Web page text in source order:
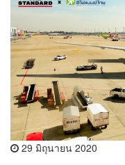
29 มิถุนายน 2020